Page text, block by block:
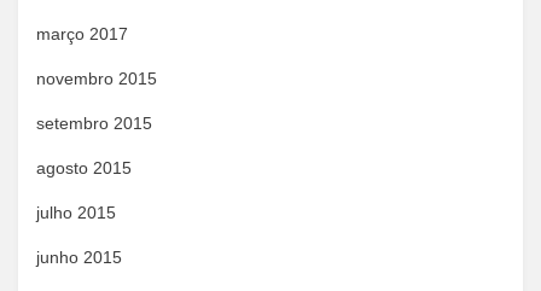
março 2017
novembro 2015
setembro 2015
agosto 2015
julho 2015
junho 2015